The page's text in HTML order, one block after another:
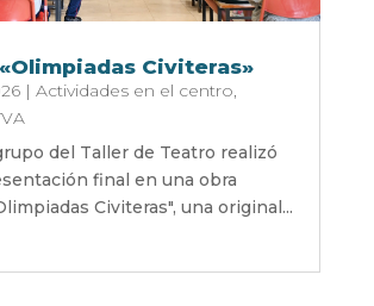
Civiteras»
| Actividades en el centro
del Taller de Teatro realizó
final en una obra
Civiteras", una original...